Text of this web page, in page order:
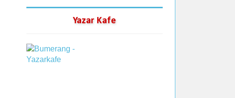
Yazar Kafe